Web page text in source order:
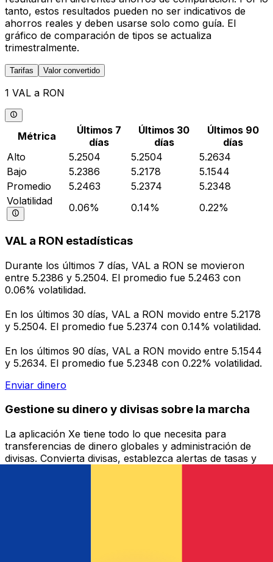
tanto, estos resultados pueden no ser indicativos de
ahorros reales y deben usarse solo como guía. El
gráfico de comparación de tipos se actualiza
trimestralmente.
Tarifas Valor convertido
1 VAL a RON
Métrica
Últimos 7
días
Últimos 30
días
Últimos 90
días
Alto
5.2504 5.2504
5.2634
Bajo
5.2386 5.2178
5.1544
Promedio
5.2463 5.2374
5.2348
Volatilidad
0.06% 0.14% 0.22%
VAL a RON estadísticas
Durante los últimos 7 días, VAL a RON se movieron
entre 5.2386 y 5.2504. El promedio fue 5.2463 con
0.06% volatilidad.
En los últimos 30 días, VAL a RON movido entre 5.2178
y 5.2504. El promedio fue 5.2374 con 0.14% volatilidad.
En los últimos 90 días, VAL a RON movido entre 5.1544
y 5.2634. El promedio fue 5.2348 con 0.22% volatilidad.
Enviar dinero
Gestione su dinero y divisas sobre la marcha
La aplicación Xe tiene todo lo que necesita para
transferencias de dinero globales y administración de
divisas. Convierta divisas, establezca alertas de tasas y